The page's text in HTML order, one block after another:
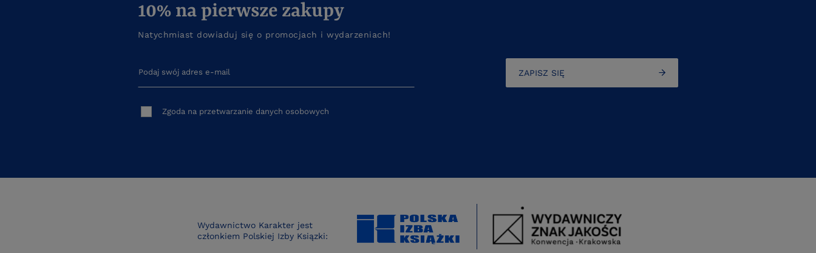
10% na pierwsze zakupy
Natychmiast dowiaduj się o promocjach i wydarzeniach!
Podaj swój adres e-mail
Zgoda na przetwarzanie danych osobowych
ZAPISZ SIĘ
Wydawnictwo Karakter jest
członkiem Polskiej Izby Ksiązki: